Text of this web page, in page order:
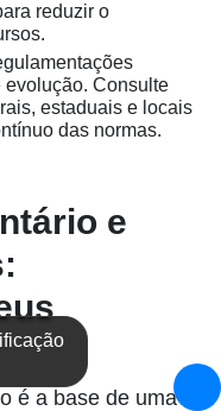
reduzir o
evolução. Consulte
estaduais e locais
das normas.
e
é a base de uma